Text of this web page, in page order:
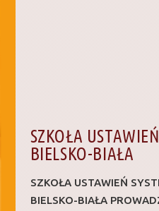
SZKOŁA
BIELSKO-BIAŁA
SZKOŁA USTAWIEŃ
BIELSKO-BIAŁA